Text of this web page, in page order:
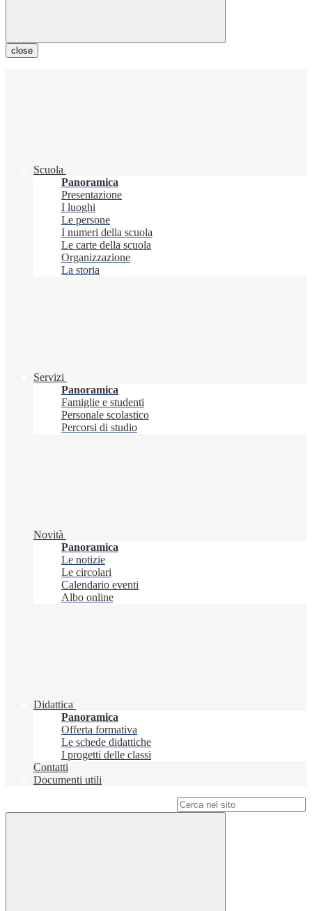
close
Scuola
Panoramica
Presentazione
I luoghi
Le persone
I numeri della scuola
Le carte della scuola
Organizzazione
La storia
Servizi
Panoramica
Famiglie e studenti
Personale scolastico
Percorsi di studio
Novità
Panoramica
Le notizie
Le circolari
Calendario eventi
Albo online
Didattica
Panoramica
Offerta formativa
Le schede didattiche
I progetti delle classi
Contatti
Documenti utili